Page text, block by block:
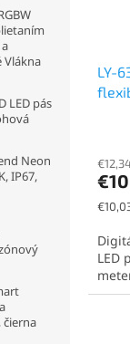
Vlákna
LED pás
Neon
IP67,
zónový
LY-
LED